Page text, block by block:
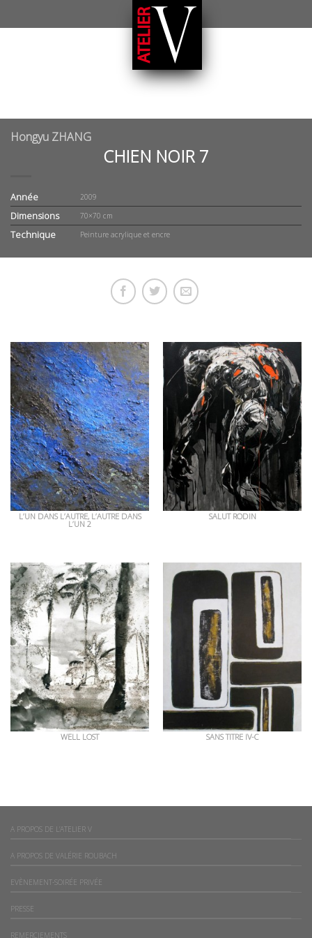
Hongyu ZHANG
CHIEN NOIR 7
Année 2009
Dimensions 70×70 cm
Technique Peinture acrylique et encre
L’UN DANS L’AUTRE, L’AUTRE DANS
L’UN 2
SALUT RODIN
WELL LOST SANS TITRE IV-C
A PROPOS DE L’ATELIER V
A PROPOS DE VALÉRIE ROUBACH
EVÈNEMENT-SOIRÉE PRIVÉE
PRESSE
REMERCIEMENTS